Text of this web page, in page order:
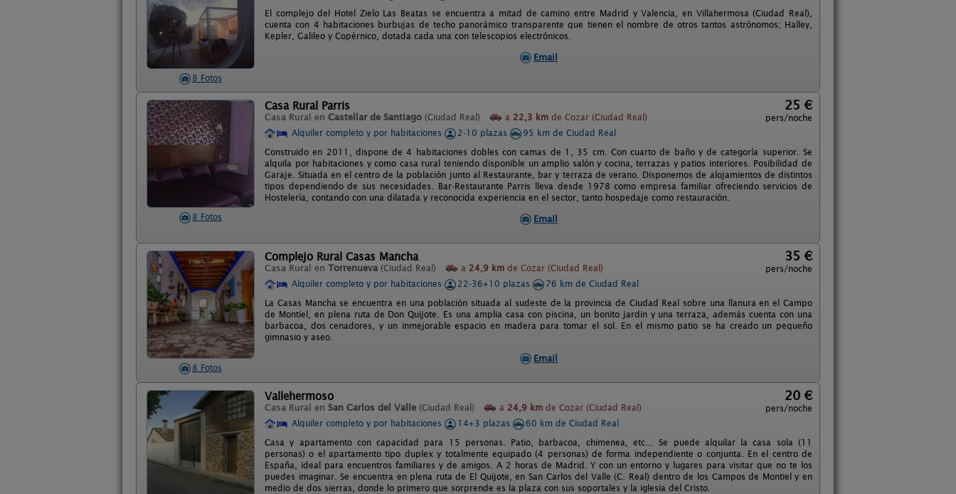
8 Fotos
El complejo del Hotel Zielo Las Beatas se encuentra a mitad de camino entre Madrid y Valencia, en Villahermosa (Ciudad Real),
cuenta con 4 habitaciones burbujas de techo panorámico transparente que tienen el nombre de otros tantos astrónomos; Halley,
Kepler, Galileo y Copérnico, dotada cada una con telescopios electrónicos.
Email
8 Fotos
Casa Rural Parris
Casa Rural en Castellar de Santiago (Ciudad Real) a 22,3 km de Cozar (Ciudad Real)
25 €
pers/noche
Alquiler completo y por habitaciones
2-10 plazas
95 km de Ciudad Real
Construido en 2011, dispone de 4 habitaciones dobles con camas de 1, 35 cm. Con cuarto de baño y de categoría superior. Se
alquila por habitaciones y como casa rural teniendo disponible un amplio salón y cocina, terrazas y patios interiores. Posibilidad de
Garaje. Situada en el centro de la población junto al Restaurante, bar y terraza de verano. Disponemos de alojamientos de distintos
tipos dependiendo de sus necesidades. Bar-Restaurante Parris lleva desde 1978 como empresa familiar ofreciendo servicios de
Hostelería, contando con una dilatada y reconocida experiencia en el sector, tanto hospedaje como restauración.
Email
8 Fotos
Complejo Rural Casas Mancha
Casa Rural en Torrenueva (Ciudad Real) a 24,9 km de Cozar (Ciudad Real)
35 €
pers/noche
Alquiler completo y por habitaciones
22-36+10 plazas
76 km de Ciudad Real
La Casas Mancha se encuentra en una población situada al sudeste de la provincia de Ciudad Real sobre una llanura en el Campo
de Montiel, en plena ruta de Don Quijote. Es una amplia casa con piscina, un bonito jardin y una terraza, además cuenta con una
barbacoa, dos cenadores, y un inmejorable espacio en madera para tomar el sol. En el mismo patio se ha creado un pequeño
gimnasio y aseo.
Email
Vallehermoso
Casa Rural en San Carlos del Valle (Ciudad Real) a 24,9 km de Cozar (Ciudad Real)
20 €
pers/noche
Alquiler completo y por habitaciones
14+3 plazas
60 km de Ciudad Real
Casa y apartamento con capacidad para 15 personas. Patio, barbacoa, chimenea, etc... Se puede alquilar la casa sola (11
personas) o el apartamento tipo duplex y totalmente equipado (4 personas) de forma independiente o conjunta. En el centro de
España, ideal para encuentros familiares y de amigos. A 2 horas de Madrid. Y con un entorno y lugares para visitar que no te los
puedes imaginar. Se encuentra en plena ruta de El Quijote, en San Carlos del Valle (C. Real) dentro de los Campos de Montiel y en
medio de dos sierras, donde lo primero que sorprende es la plaza con sus soportales y la iglesia del Cristo.